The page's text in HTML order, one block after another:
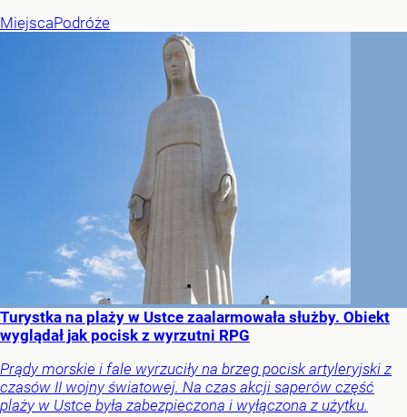
MiejscaPodróże
Turystka na plaży w Ustce zaalarmowała służby. Obiekt
wyglądał jak pocisk z wyrzutni RPG
Prądy morskie i fale wyrzuciły na brzeg pocisk artyleryjski z
czasów II wojny światowej. Na czas akcji saperów część
plaży w Ustce była zabezpieczona i wyłączona z użytku.